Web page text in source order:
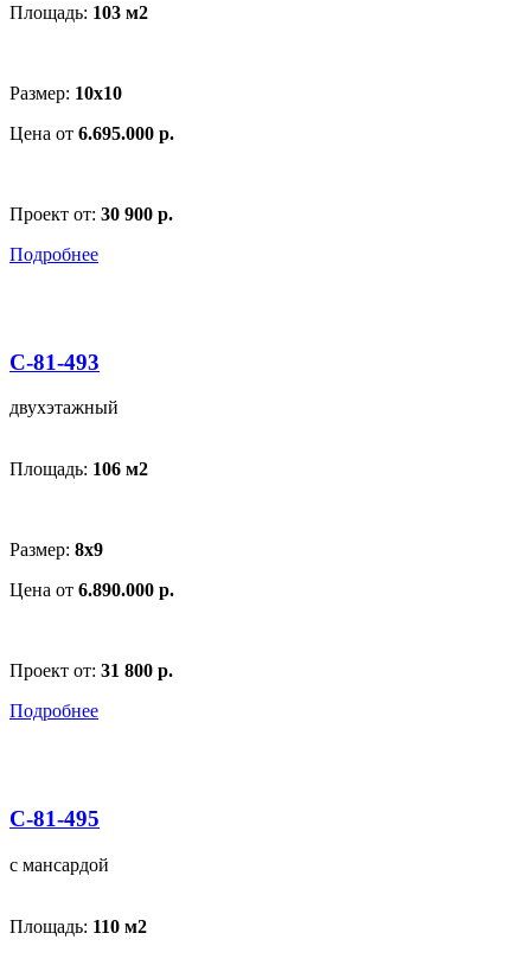
Площадь: 103 м2
Размер: 10х10
Цена от 6.695.000 р.
Проект от: 30 900 р.
Подробнее
С-81-493
двухэтажный
Площадь: 106 м2
Размер: 8х9
Цена от 6.890.000 р.
Проект от: 31 800 р.
Подробнее
С-81-495
с мансардой
Площадь: 110 м2